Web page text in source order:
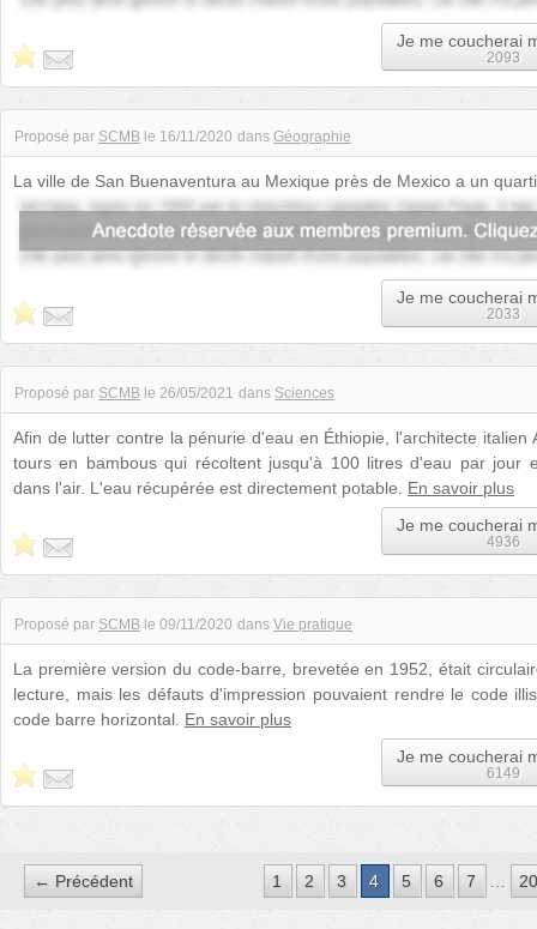
Je me coucherai
2093
Proposé par SCMB le 16/11/2020 dans Géographie
La ville de San Buenaventura au Mexique près de Mexico a un
est observé des air...
Je me coucherai
2033
Proposé par SCMB le 26/05/2021 dans Sciences
Afin de lutter contre la pénurie d'eau en Éthiopie, l'architecte italien
tours en bambous qui récoltent jusqu'à 100 litres d'eau par jour
dans l'air. L'eau récupérée est directement potable. En savoir plus
Je me coucherai
4936
Proposé par SCMB le 09/11/2020 dans Vie pratique
La première version du code-barre, brevetée en 1952, était
lecture, mais les défauts d'impression pouvaient rendre le code
code barre horizontal. En savoir plus
Je me coucherai
6149
← Précédent 1 2 3 4 5 6 7 …